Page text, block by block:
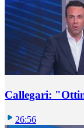
Callegari:
26:56